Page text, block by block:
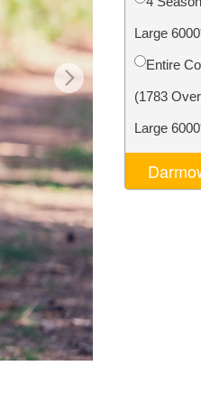
Video Editing Services
Large
Entire
(1783
Large